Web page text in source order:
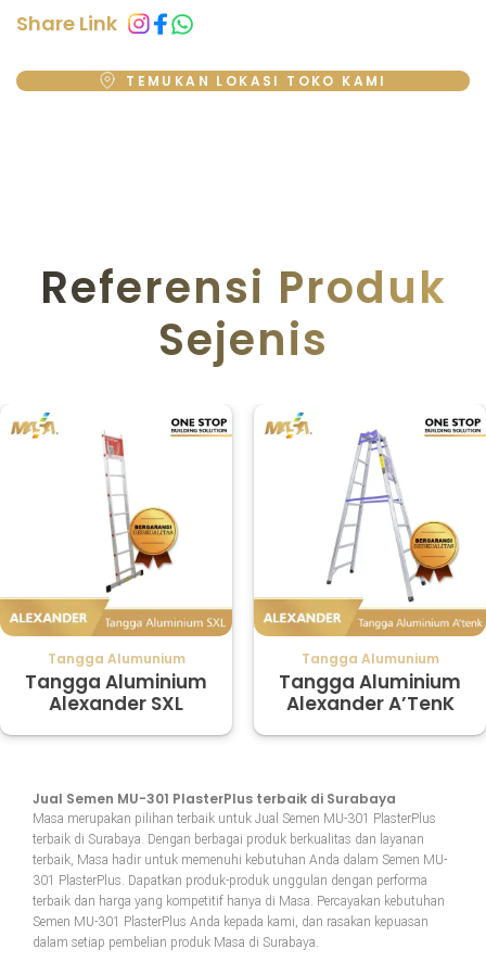
Share Link
TEMUKAN LOKASI TOKO KAMI
Referensi Produk
Sejenis
Tangga Alumunium
Tangga Aluminium
Alexander SXL
Tangga Alumunium
Tangga Aluminium
Alexander A’TenK
Jual Semen MU-301 PlasterPlus terbaik di Surabaya
Masa merupakan pilihan terbaik untuk Jual Semen MU-301 PlasterPlus
terbaik di Surabaya. Dengan berbagai produk berkualitas dan layanan
terbaik, Masa hadir untuk memenuhi kebutuhan Anda dalam Semen MU-
301 PlasterPlus. Dapatkan produk-produk unggulan dengan performa
terbaik dan harga yang kompetitif hanya di Masa. Percayakan kebutuhan
Semen MU-301 PlasterPlus Anda kepada kami, dan rasakan kepuasan
dalam setiap pembelian produk Masa di Surabaya.